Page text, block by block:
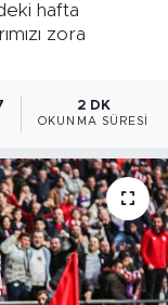
hafta
zora
2 DK
OKUNMA SÜRESI